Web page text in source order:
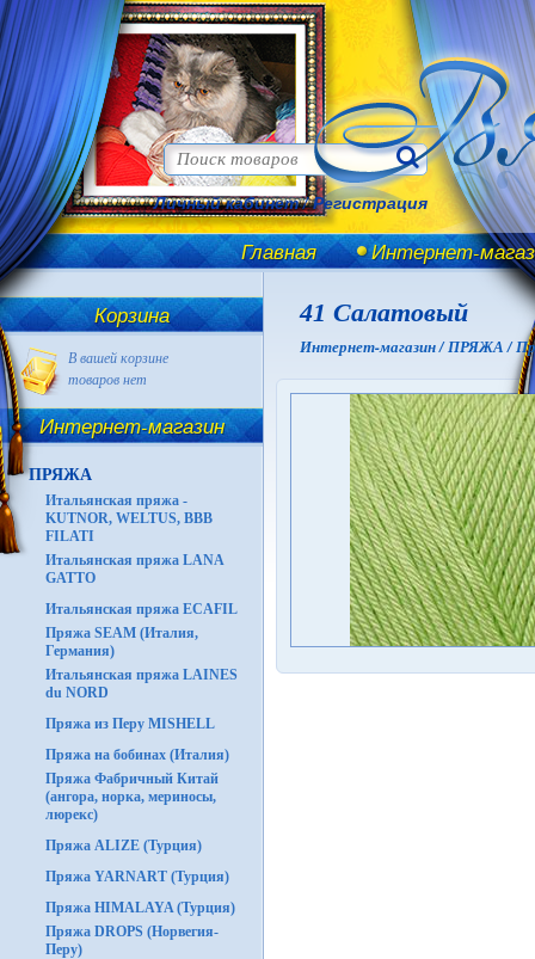
Личный кабинет/Регистрация
Главная Интернет-
Корзина
В вашей корзине
товаров нет
Интернет-магазин
ПРЯЖА
Итальянская пряжа -
KUTNOR, WELTUS, BBB
FILATI
Итальянская пряжа LANA
GATTO
Итальянская пряжа ECAFIL
Пряжа SEAM (Италия,
Германия)
Итальянская пряжа LAINES
du NORD
Пряжа из Перу MISHELL
Пряжа на бобинах (Италия)
Пряжа Фабричный Китай
(ангора, норка, мериносы,
люрекс)
Пряжа ALIZE (Турция)
Пряжа YARNART (Турция)
Пряжа HIMALAYA (Турция)
Пряжа DROPS (Норвегия-
Перу)
41 Салатовый
Интернет-магазин /ПРЯЖА /